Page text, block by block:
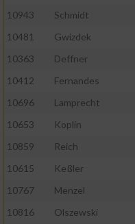
10943
Schmidt
10481
Gwizdek
10363
Deffner
10412
Fernandes
10696
Lamprecht
10653
Koplin
10859
Reich
10615
Keßler
10767
Menzel
10816
Olszewski
auf einem Endgerät
Verwendung
von Werbeanzeigen
Erstellung von Profilen
Werbung
Verwendung von
Erstellung von Profilen
Verwendung von